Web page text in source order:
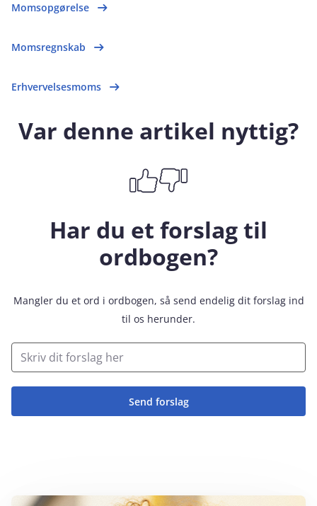
Momsopgørelse
Momsregnskab
Erhvervelsesmoms
Var denne artikel nyttig?
Har du et forslag til
ordbogen?
Mangler du et ord i ordbogen, så send endelig dit forslag ind
til os herunder.